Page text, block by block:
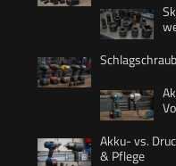
Akku- vs.
& Pflege